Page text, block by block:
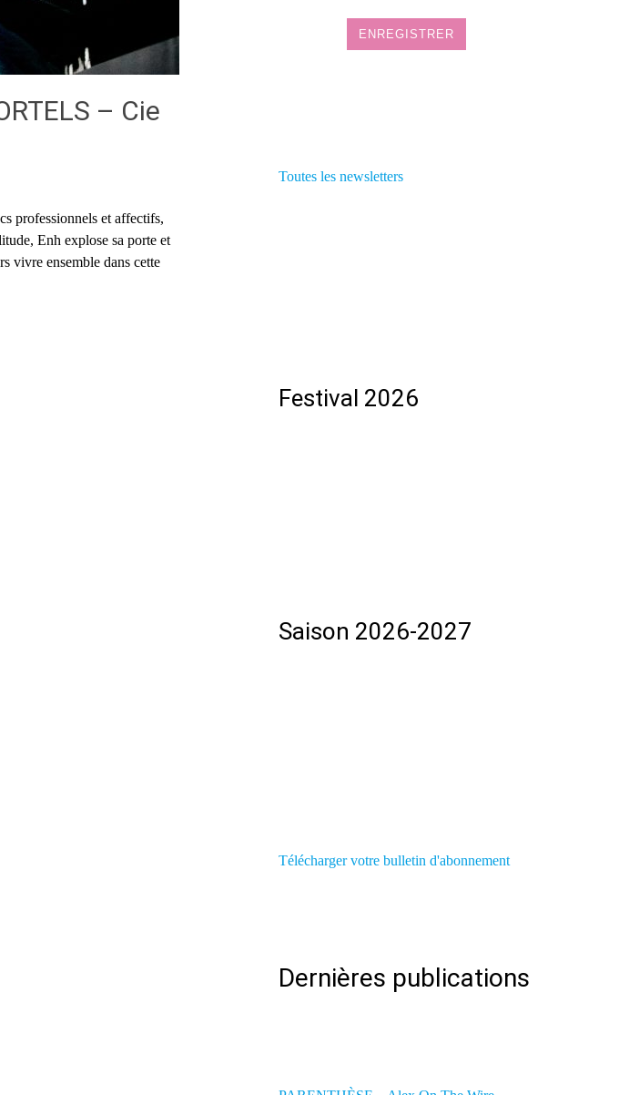
– Cie
professionnels et affectifs,
Enh explose sa porte et
vivre ensemble dans cette
Toutes les newsletters
Festival 2026
Saison 2026-2027
Télécharger votre bulletin d'abonnement
Dernières publications